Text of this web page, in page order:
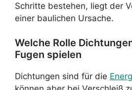
Schritte bestehen, liegt der
einer baulichen Ursache.
Welche Rolle
Fugen spielen
Dichtungen sind für die